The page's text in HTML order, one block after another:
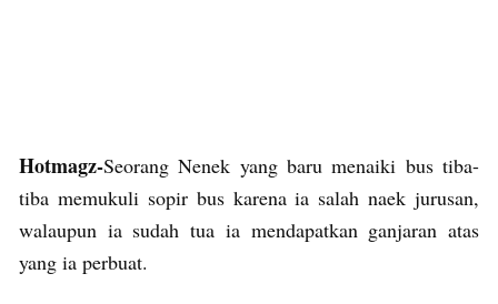
Hotmagz-Seorang Nenek yang baru menaiki bus tiba-
tiba memukuli sopir bus karena ia salah naek jurusan,
walaupun ia sudah tua ia mendapatkan ganjaran atas
yang ia perbuat.